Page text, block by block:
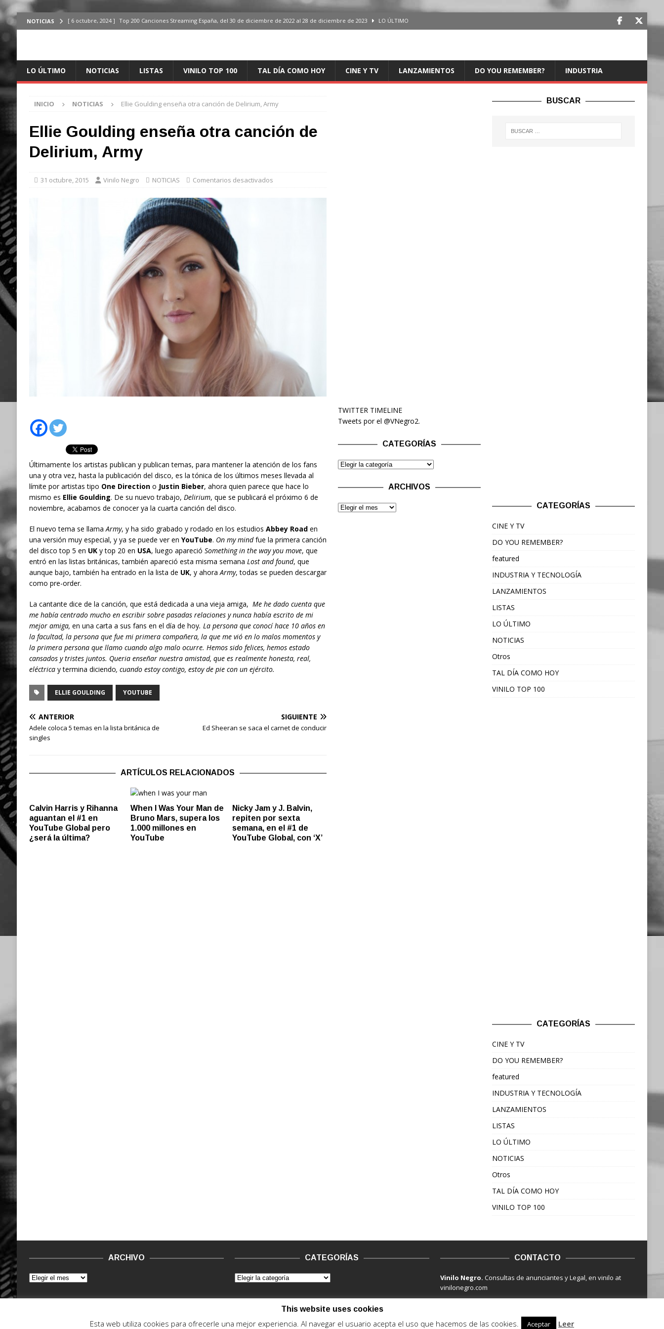
NOTICIAS [ 6 octubre, 2024 ] Top 200 Canciones Streaming España, del 30 de diciembre de 2022 al 28 de diciembre de 2023 LO ÚLTIMO
ÚLTIMO
ÚLTIMO
LO ÚLTIMO NOTICIAS LISTAS VINILO TOP 100 TAL DÍA COMO HOY CINE Y TV LANZAMIENTOS DO YOU REMEMBER? INDUSTRIA
INICIO NOTICIAS Ellie Goulding enseña otra canción de Delirium, Army
Ellie Goulding enseña otra canción de
Delirium, Army
31 octubre, 2015 Vinilo Negro NOTICIAS Comentarios desactivados
Últimamente los artistas publican y publican temas, para mantener la atención de los fans
una y otra vez, hasta la publicación del disco, es la tónica de los últimos meses llevada al
límite por artistas tipo One Directiono Justin Bieber, ahora quien parece que hace lo
mismo es Ellie Goulding. De su nuevo trabajo, Delirium, que se publicará el próximo 6 de
noviembre, acabamos de conocer ya la cuarta canción del disco.
El nuevo tema se llama Army, y ha sido grabado y rodado en los estudios Abbey Roaden
una versión muy especial, y ya se puede ver en YouTube. On my mindfue la primera canción
del disco top 5 en UKy top 20 en USA, luego apareció Something in the way you move, que
entró en las listas británicas, también apareció esta misma semana Lost and found, que
aunque bajo, también ha entrado en la lista de UK, y ahora Army, todas se pueden descargar
como pre-order.
La cantante dice de la canción, que está dedicada a una vieja amiga, Me he dado cuenta que
me había centrado mucho en escribir sobre pasadas relaciones y nunca había escrito de mi
mejor amiga, en una carta a sus fans en el día de hoy. La persona que conocí hace 10 años en
la facultad, la persona que fue mi primera compañera, la que me vió en lo malos momentos y
la primera persona que llamo cuando algo malo ocurre. Hemos sido felices, hemos estado
cansados y tristes juntos. Queria enseñar nuestra amistad, que es realmente honesta, real,
eléctrica y termina diciendo, cuando estoy contigo, estoy de pie con un ejército.
ELLIE GOULDING YOUTUBE
ANTERIOR
Adele coloca 5 temas en la lista británica de
singles
SIGUIENTE
Ed Sheeran se saca el carnet de conducir
ARTÍCULOS RELACIONADOS
Calvin Harris y Rihanna
aguantan el #1 en
YouTube Global pero
¿será la última?
When I Was Your Man de
Bruno Mars, supera los
1.000 millones en
YouTube
Nicky Jam y J. Balvin,
repiten por sexta
semana, en el #1 de
YouTube Global, con ‘X’
TWITTER TIMELINE
Tweets por el @VNegro2.
CATEGORÍAS
ARCHIVOS
BUSCAR
CATEGORÍAS
CINE Y TV
DO YOU REMEMBER?
featured
INDUSTRIA Y TECNOLOGÍA
LANZAMIENTOS
LISTAS
LO ÚLTIMO
NOTICIAS
Otros
TAL DÍA COMO HOY
VINILO TOP 100
CATEGORÍAS
CINE Y TV
DO YOU REMEMBER?
featured
INDUSTRIA Y TECNOLOGÍA
LANZAMIENTOS
LISTAS
LO ÚLTIMO
NOTICIAS
Otros
TAL DÍA COMO HOY
VINILO TOP 100
ARCHIVO CATEGORÍAS CONTACTO
Vinilo Negro.Consultas de anunciantes y Legal, en vinilo at
vinilonegro.com
This website uses cookies
Esta web utiliza cookies para ofrecerle una mejor experiencia. Al navegar el usuario acepta el uso que hacemos de las cookies. Aceptar Leer